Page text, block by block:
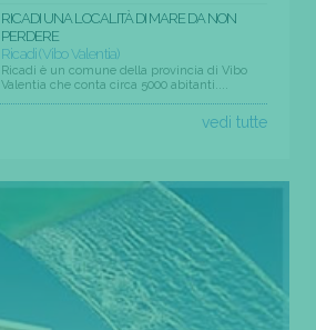
RICADI UNA LOCALITÀ DI MARE DA NON
PERDERE
Ricadi (Vibo Valentia)
Ricadi è un comune della provincia di Vibo
Valentia che conta circa 5000 abitanti....
vedi tutte